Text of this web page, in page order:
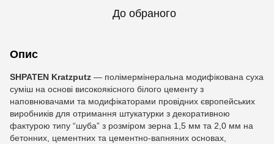
До обраного
Опис
SHPATEN Kratzputz — полімермінеральна модифікована суха
суміш на основі високоякісного білого цементу з
наповнювачами та модифікаторами провідних європейських
виробників для отримання штукатурки з декоративною
фактурою типу “шуба” з розміром зерна 1,5 мм та 2,0 мм на
бетонних, цементних та цементно-вапняних основах,